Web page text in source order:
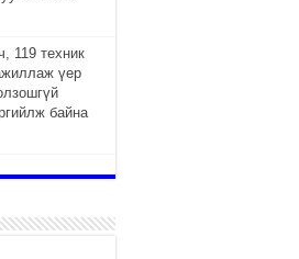
119 техник
үер
байна
байна